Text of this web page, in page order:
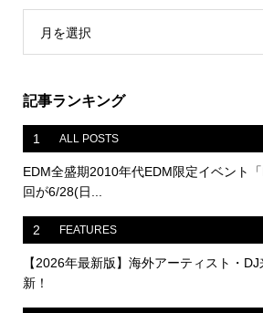
月を選択
記事ランキング
1 ALL POSTS
EDM全盛期2010年代EDM限定イベント
回が6/28(日...
2 FEATURES
【2026年最新版】海外アーティスト・
新！